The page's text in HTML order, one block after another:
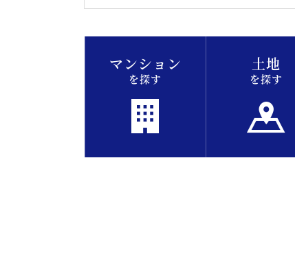
マンション
を探す
土地
を探す